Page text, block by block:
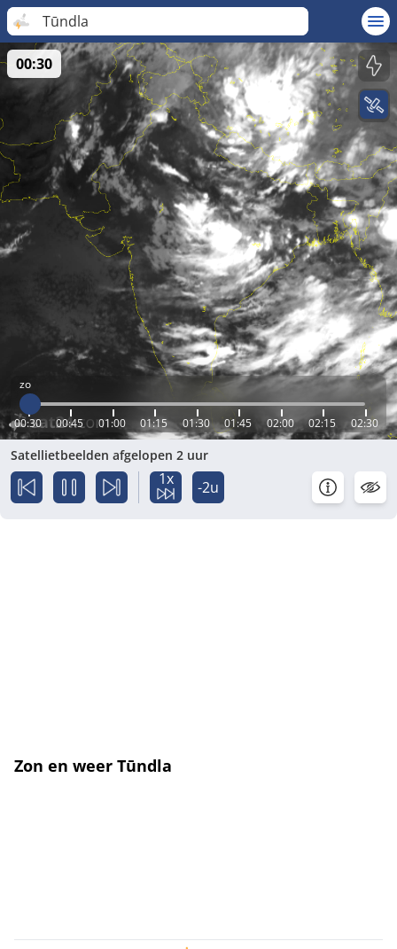
Tūndla
zo
00:30 00:45 01:00 01:15 01:30 01:45 02:00 02:15 02:30
00:30
Satellietbeelden afgelopen 2 uur
1x -2u
Zon en weer Tūndla